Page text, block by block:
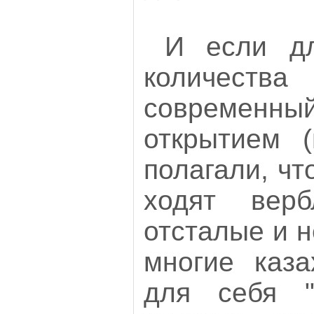
И если
открытием
полагали,
ходят
отсталые и
многие
для себя